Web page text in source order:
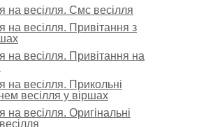
на весілля. Смс весілля
на весілля. Привітання з
на весілля. Привітання на
на весілля. Прикольні
весілля у віршах
на весілля. Оригінальні